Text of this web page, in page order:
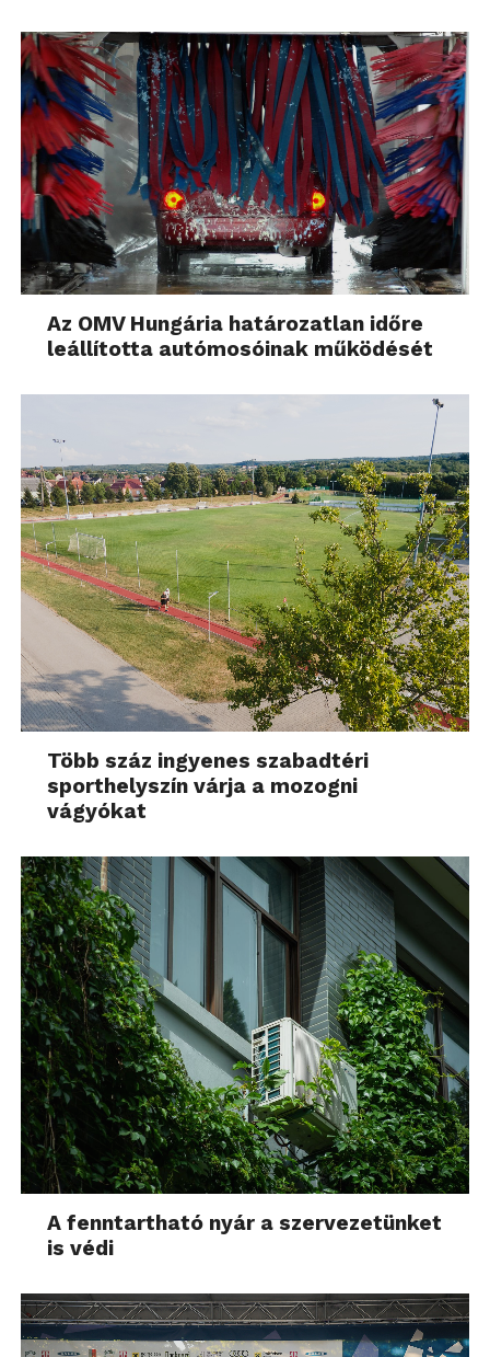
Az OMV Hungária határozatlan időre
leállította autómosóinak működését
Több száz ingyenes szabadtéri
sporthelyszín várja a mozogni
vágyókat
A fenntartható nyár a szervezetünket
is védi